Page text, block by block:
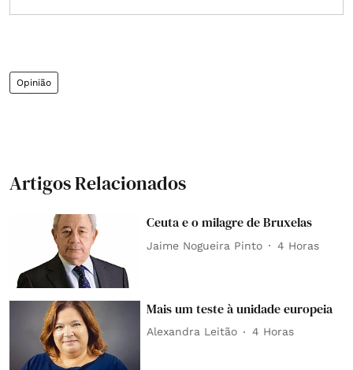
Opinião
Artigos Relacionados
Ceuta e o milagre de Bruxelas
Jaime Nogueira Pinto 4 Horas
Mais um teste à unidade europeia
Alexandra Leitão 4 Horas